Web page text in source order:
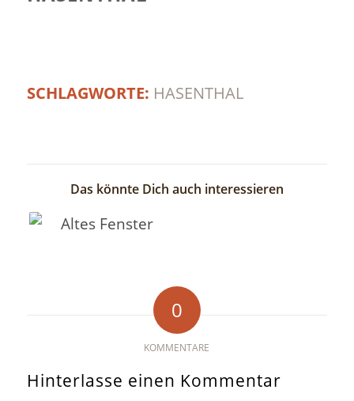
SCHLAGWORTE: HASENTHAL
Das könnte Dich auch interessieren
0
KOMMENTARE
Hinterlasse einen Kommentar